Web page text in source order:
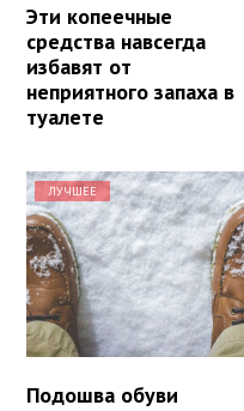
Эти копеечные
средства навсегда
избавят от
неприятного запаха в
туалете
ЛУЧШЕЕ
Подошва обуви